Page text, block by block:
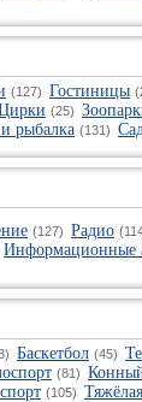
(127) Гостиницы
(25)
рыбалка (131)
(127) Радио
Информационные
Баскетбол (45)
(81)
(105)